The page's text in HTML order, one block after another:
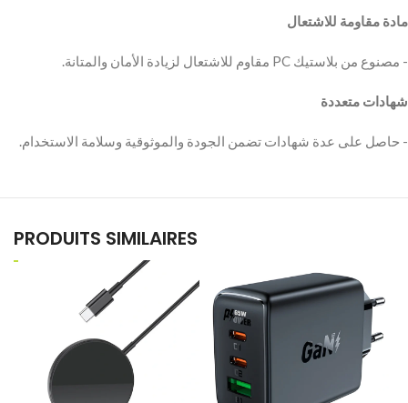
مادة مقاومة للاشتعال
‫- مصنوع من بلاستيك PC مقاوم للاشتعال لزيادة الأمان والمتانة.
شهادات متعددة
‫- حاصل على عدة شهادات تضمن الجودة والموثوقية وسلامة الاستخدام.
PRODUITS SIMILAIRES